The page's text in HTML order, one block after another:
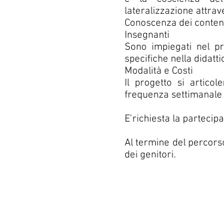
lateralizzazione
Conoscenza dei
Insegnanti
Sono impiegati nel
specifiche nella
Modalità e Costi
Il progetto si
frequenza settimanale
E’richiesta la
Al termine del
dei genitori.